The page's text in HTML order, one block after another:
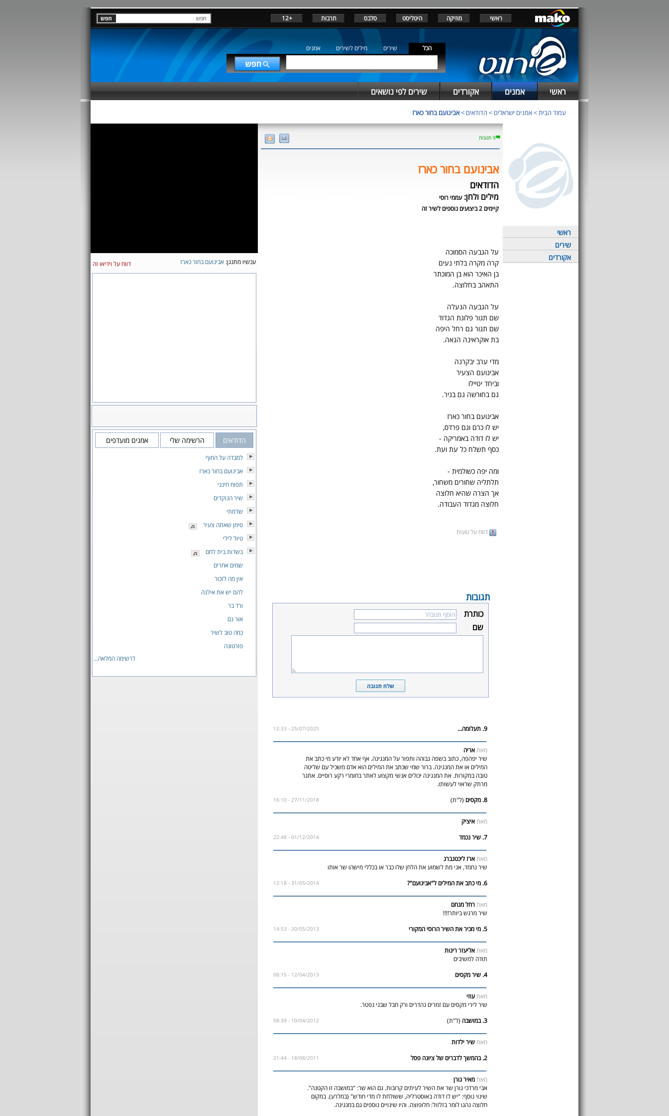
ראשי מוזיקה היטליסט סלבס תרבות +12
הכל שירים מילים לשירים אמנים
ראשי אמנים אקורדים שירים לפי נושאים
עמוד הבית>אמנים ישראלים > הדודאים >אבינועם בחור כארז
ראשי
שירים
אקורדים
9 תגובות
אבינועם בחור כארז
הדודאים
מילים ולחן:עממי רוסי
קיימים 2 ביצועים נוספים לשיר זה
על הגבעה הסמוכה
קרה מקרה בלתי נעים
בן האיכר הוא בן המוכתר
התאהב בחלוצה.
על הגבעה הנעלה
שם תגור פלוגת הגדוד
שם תגור גם רחל היפה
בת אוקראינה הגאה.
מדי ערב יבקרנה
אבינועם הצעיר
וביחד יטיילו
גם בחוּרשה גם בניר.
אבינועם בחור כארז
יש לו כרם וגם פרדס,
יש לו דודה באמריקה -
כסף תשלח כל עת ועת.
ומה יפה כשולמית -
תלתליה שחורים משחור,
אך הצרה שהיא חלוצה
חלוצה מגדוד העבודה.
דווח על טעות
תגובות
כותרת
שם
9. תעלומה... 25/07/2025 - 12:33
מאתאריה
שיר יפהפה, כתוב בשפה גבוהה ותפור על המנגינה. אף אחד לא יודע מי כתב את
המילים או את המנגינה. ברור שמי שכתב את המילים הוא אדם משכיל עם שליטה
טובה במקורות. את המנגינה יכולים אנשי מקצוע לאתר בחומרי רקע רוסיים. אתגר
מרתק שראוי לעשותו.
8. מקסים
(ל"ת) 27/11/2018 - 16:10
מאתאיציק
7. שיר נכמד
01/12/2014 - 22:48
מאתארז ליכטנברג
שיר נחמד, אני מת לשמוע את הלחן שלו כבר או בכללי מישהו שר אותו
6. מי כתב את המילים ל"אבינועם"?
31/05/2014 - 12:18
מאתרחל מנחם
שיר מרגש ביותר!!!!
5. מי מכיר את השיר הרוסי המקורי
30/05/2013 - 14:53
מאתאליעזר רינות
תודה למשיבים
4. שיר מקסים
12/04/2013 - 08:15
מאתעוזי
שיר לירי מקסים עם זמרים נהדרים ורק חבל שבני נפטר.
3. במושבה
(ל"ת) 10/04/2012 - 08:39
מאתשיר ילדות
2. בהמשך לדברים של ציונה פסל
18/08/2011 - 21:44
מאתמאיר גורן
אבי מרדכי גורן שר את השיר לעיתים קרובות. גם הוא שר: "במושבה זו הקטנה".
שינוי נוסף: "יש לו דודה באוסטרליה, ששולחת לו מדי חודש" (במלרע). במקום
חלוצה נהגו לומר בזלזול: חלופוצה. והיו שינויים נוספים גם במנגינה.
עכשיו מתנגן: אבינועם בחור כארז דווח על וידיאו זה
הדודאים הרשימה שלי אמנים מועדפים
למבדה על החוף
אבינועם בחור כארז
תפוח חינני
שיר הנוקדים
שדמתי
סימן שאתה צעיר
טיול לילי
בשדות בית לחם
שמים אחרים
אין מה לזכור
להם יש את אילנה
ורד בר
אור נם
כמה טוב לשיר
פורטונה
לרשימה המלאה...